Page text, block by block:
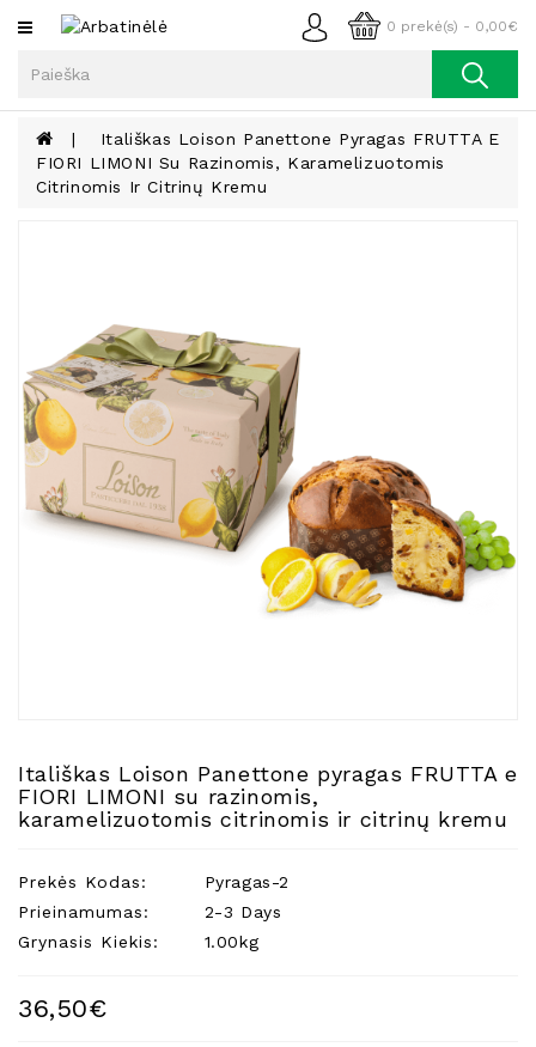
0 prekė(s) - 0,00€
Kategorijos
Kava
Prieskoniai
Riešutai
Becukriai
Saldėsiai
Saldėsiai
Gurmanams
Higienos
Priemonės
Reikalai
Dovanos
Itališkas Loison Panettone Pyragas FRUTTA E
FIORI LIMONI Su Razinomis, Karamelizuotomis
Citrinomis Ir Citrinų Kremu
Itališkas Loison Panettone pyragas FRUTTA e
FIORI LIMONI su razinomis,
karamelizuotomis citrinomis ir citrinų kremu
Prekės Kodas:
Pyragas-2
Prieinamumas:
2-3 Days
Grynasis Kiekis:
1.00kg
36,50€